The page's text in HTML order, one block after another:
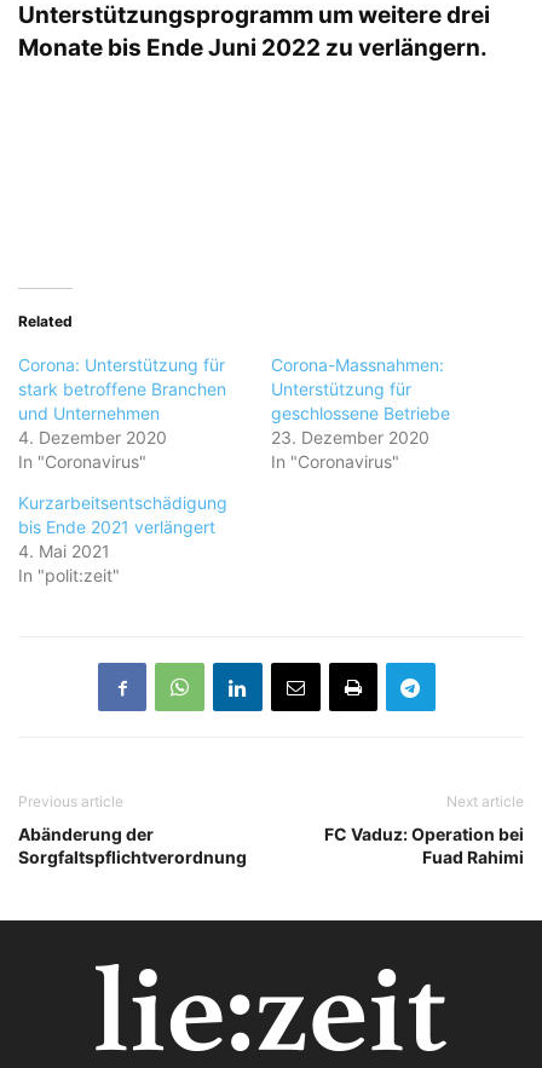
Unterstützungsprogramm um weitere drei
Monate bis Ende Juni 2022 zu verlängern.
Related
Corona: Unterstützung für
stark betroffene Branchen
und Unternehmen
4. Dezember 2020
In "Coronavirus"
Corona-Massnahmen:
Unterstützung für
geschlossene Betriebe
23. Dezember 2020
In "Coronavirus"
Kurzarbeitsentschädigung
bis Ende 2021 verlängert
4. Mai 2021
In "polit:zeit"
Previous article
Abänderung der
Sorgfaltspflichtverordnung
Next article
FC Vaduz: Operation bei
Fuad Rahimi